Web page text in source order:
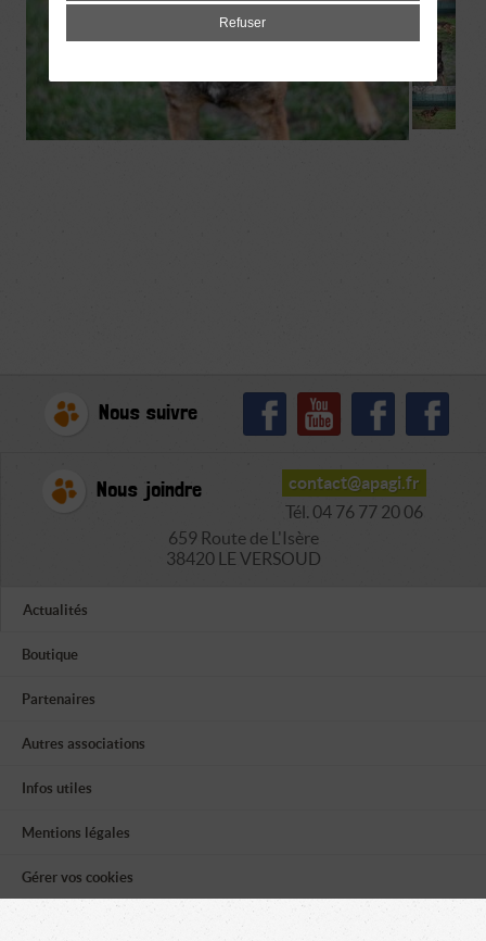
Nous suivre
Nous joindre
contact@apagi.fr
Tél. 04 76 77 20 06
659 Route de L'Isère
38420 LE VERSOUD
Actualités
Boutique
Partenaires
Autres associations
Infos utiles
Mentions légales
Gérer vos cookies
Refuser